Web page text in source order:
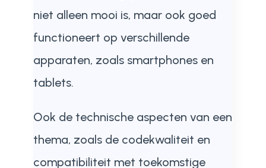
niet alleen mooi is, maar ook goed
functioneert op verschillende
apparaten, zoals smartphones en
tablets.
Ook de technische aspecten van een
thema, zoals de codekwaliteit en
compatibiliteit met toekomstige